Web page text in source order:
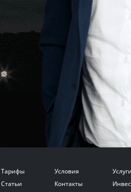
Тарифы Условия
Услуги
Статьи Контакты